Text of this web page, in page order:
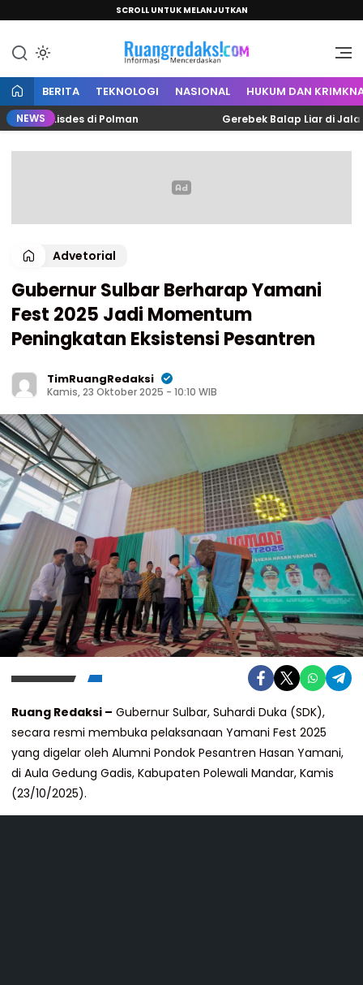
SCROLL UNTUK MELANJUTKAN
Ruang Redaksi
Informasi Mencerdaskan
BERITA TEKNOLOGI NASIONAL HUKUM DAN
NEWS
Lisdes di Polman Gerebek Balap Liar di Jalan
Advetorial
Gubernur Sulbar Berharap Yamani
Fest 2025 Jadi Momentum
Peningkatan Eksistensi Pesantren
TimRuangRedaksi
Kamis, 23 Oktober 2025 - 10:10 WIB
Ruang Redaksi – Gubernur Sulbar, Suhardi Duka (SDK),
secara resmi membuka pelaksanaan Yamani Fest 2025
yang digelar oleh Alumni Pondok Pesantren Hasan Yamani,
di Aula Gedung Gadis, Kabupaten Polewali Mandar, Kamis
(23/10/2025).